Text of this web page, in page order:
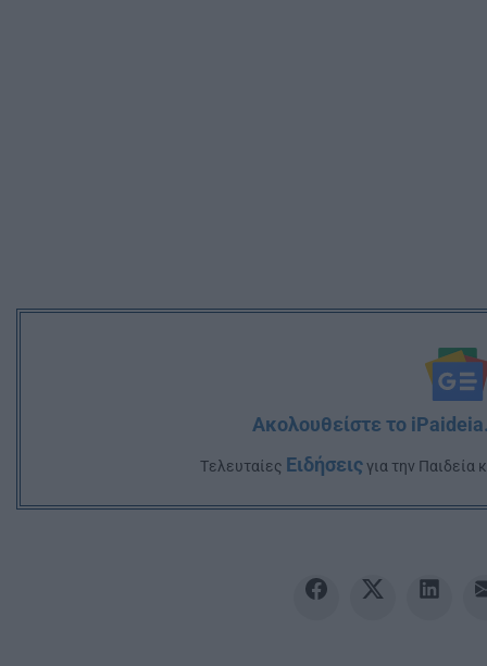
Ακολουθείστε το
Tελευταίες Ειδήσειςγια την Παιδεία